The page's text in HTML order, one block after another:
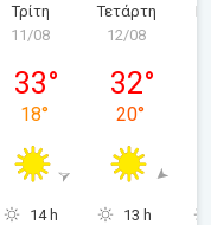
08
Τρίτη
11/08
33°
18°
14 h
Τετάρτη
12/08
32°
20°
13 h